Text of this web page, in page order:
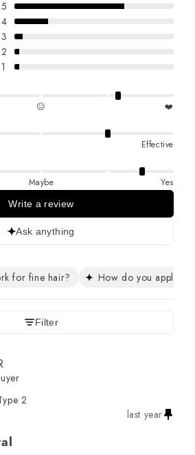
5
4
3
2
1
😐 ❤️
Effective
Maybe Yes
Ask anything
Write a review
for fine hair? How do you apply
Filter
2
last year